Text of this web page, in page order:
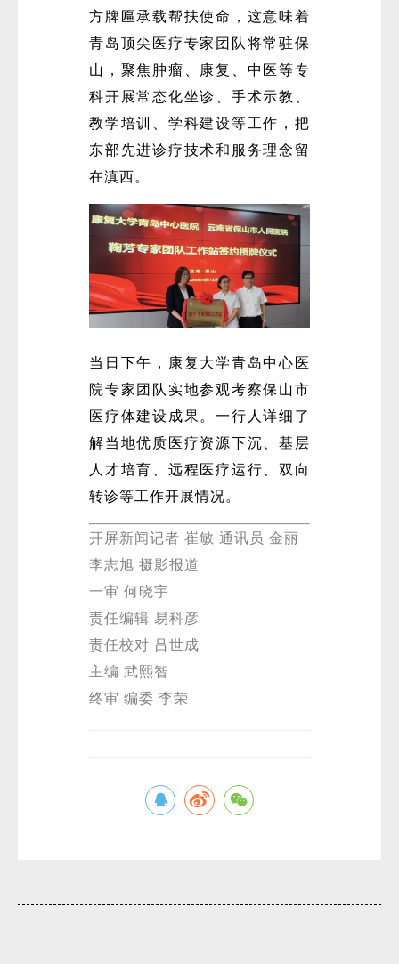
方牌匾承载帮扶使命，这意味着
青岛顶尖医疗专家团队将常驻保
山，聚焦肿瘤、康复、中医等专
科开展常态化坐诊、手术示教、
教学培训、学科建设等工作，把
东部先进诊疗技术和服务理念留
在滇西。
当日下午，康复大学青岛中心医
院专家团队实地参观考察保山市
医疗体建设成果。一行人详细了
解当地优质医疗资源下沉、基层
人才培育、远程医疗运行、双向
转诊等工作开展情况。
开屏新闻记者 崔敏 通讯员 金丽
李志旭 摄影报道
一审 何晓宇
责任编辑 易科彦
责任校对 吕世成
主编 武熙智
终审 编委 李荣